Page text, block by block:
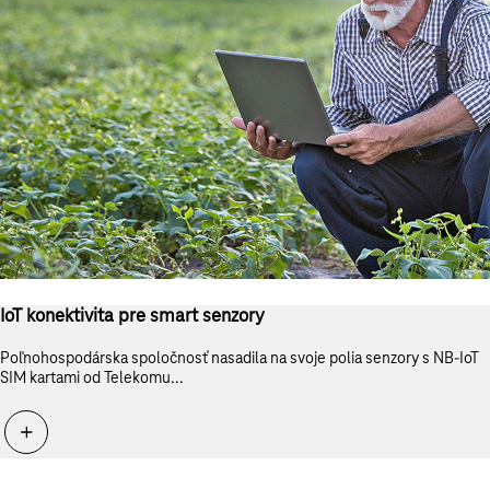
IoT konektivita pre smart senzory
Poľnohospodárska spoločnosť nasadila na svoje polia senzory s NB-IoT
SIM kartami od Telekomu...